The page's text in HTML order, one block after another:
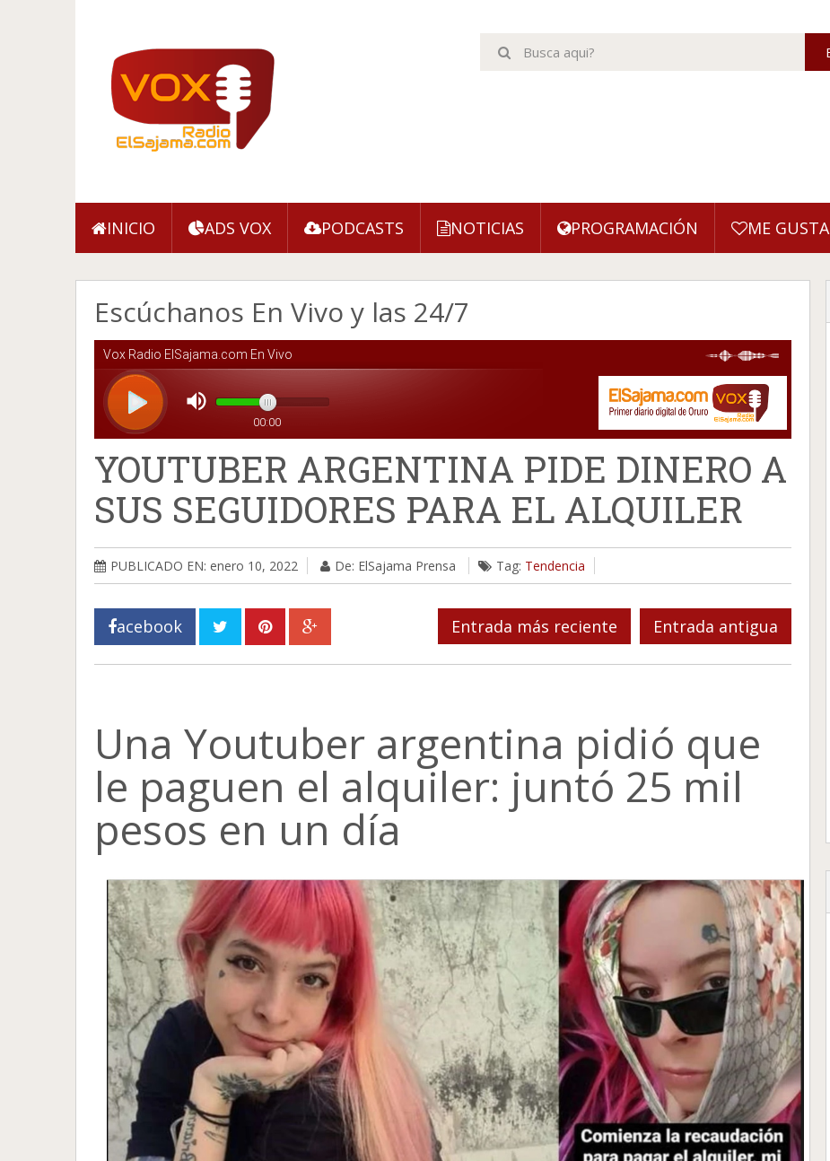
INICIO ADS VOX PODCASTS NOTICIAS PROGRAMACIÓN ME GUSTA
Escúchanos En Vivo y las 24/7
YOUTUBER ARGENTINA PIDE DINERO A
SUS SEGUIDORES PARA EL ALQUILER
PUBLICADO EN: enero 10, 2022 De: ElSajama Prensa Tag: Tendencia
acebook Entrada más reciente Entrada antigua
Una Youtuber argentina pidió que
le paguen el alquiler: juntó 25 mil
pesos en un día